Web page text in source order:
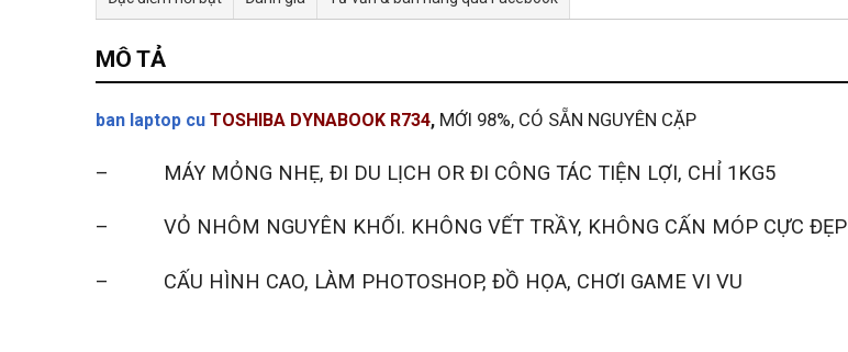
MÔ TẢ
ban laptop cu TOSHIBA DYNABOOK R734, MỚI 98%, CÓ SẴN NGUYÊN CẶP
– MÁY MỎNG NHẸ, ĐI DU LỊCH OR ĐI CÔNG TÁC TIỆN LỢI, CHỈ 1KG5
– VỎ NHÔM NGUYÊN KHỐI. KHÔNG VẾT TRẦY, KHÔNG CẤN MÓP CỰC ĐẸP
– CẤU HÌNH CAO, LÀM PHOTOSHOP, ĐỒ HỌA, CHƠI GAME VI VU